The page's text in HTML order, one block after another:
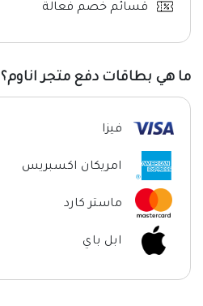
قسائم خصم فعالة
ما هي بطاقات دفع متجر اناوم؟
فيزا
امريكان اكسبريس
ماستر كارد
ابل باي